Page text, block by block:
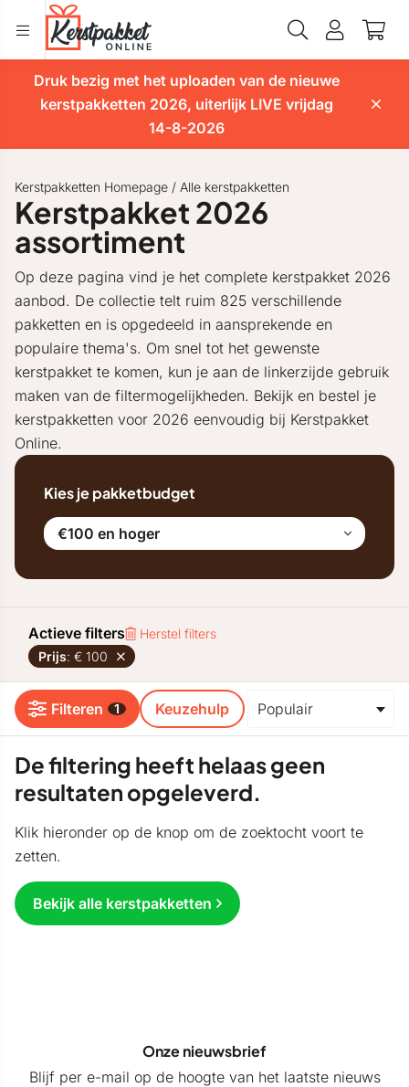
Druk bezig met het uploaden van de nieuwe
kerstpakketten 2026, uiterlijk LIVE vrijdag
14-8-2026
Kerstpakketten Homepage / Alle kerstpakketten
Kerstpakket 2026
assortiment
Op deze pagina vind je het complete kerstpakket 2026
aanbod. De collectie telt ruim 825 verschillende
pakketten en is opgedeeld in aansprekende en
populaire thema's. Om snel tot het gewenste
kerstpakket te komen, kun je aan de linkerzijde gebruik
maken van de filtermogelijkheden. Bekijk en bestel je
kerstpakketten voor 2026 eenvoudig bij Kerstpakket
Online.
Kies je pakketbudget
€100 en hoger
Actieve filters
Herstel filters
Prijs: € 100
Filteren 1 Keuzehulp
De filtering heeft helaas geen
resultaten opgeleverd.
Klik hieronder op de knop om de zoektocht voort te
zetten.
Bekijk alle kerstpakketten
Onze nieuwsbrief
Blijf per e-mail op de hoogte van het laatste nieuws